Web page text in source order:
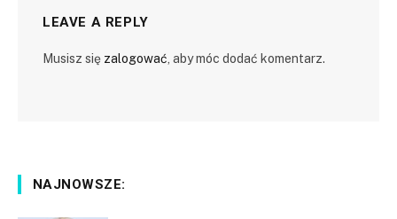
LEAVE A REPLY
Musisz się zalogować , aby móc dodać komentarz.
NAJNOWSZE: